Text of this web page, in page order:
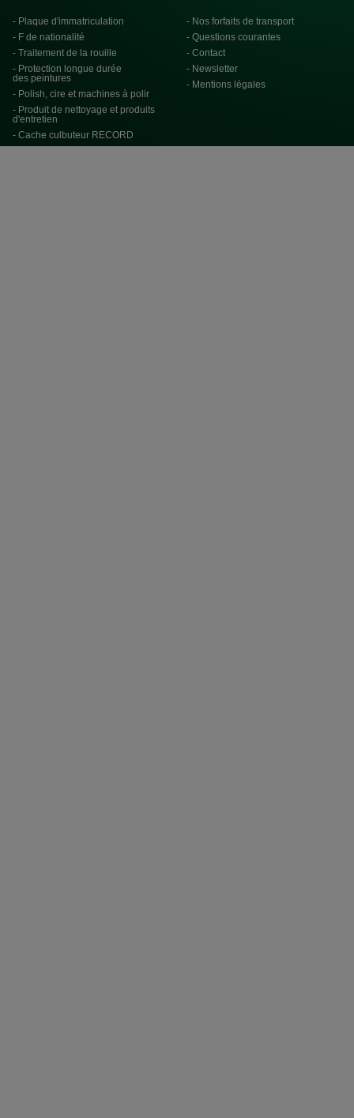
- Plaque d'immatriculation
- F de nationalité
- Traitement de la rouille
- Protection longue durée
des peintures
- Polish, cire et machines à polir
- Produit de nettoyage et produits
d'entretien
- Cache culbuteur RECORD
- Nos forfaits de transport
- Questions courantes
- Contact
- Newsletter
- Mentions légales